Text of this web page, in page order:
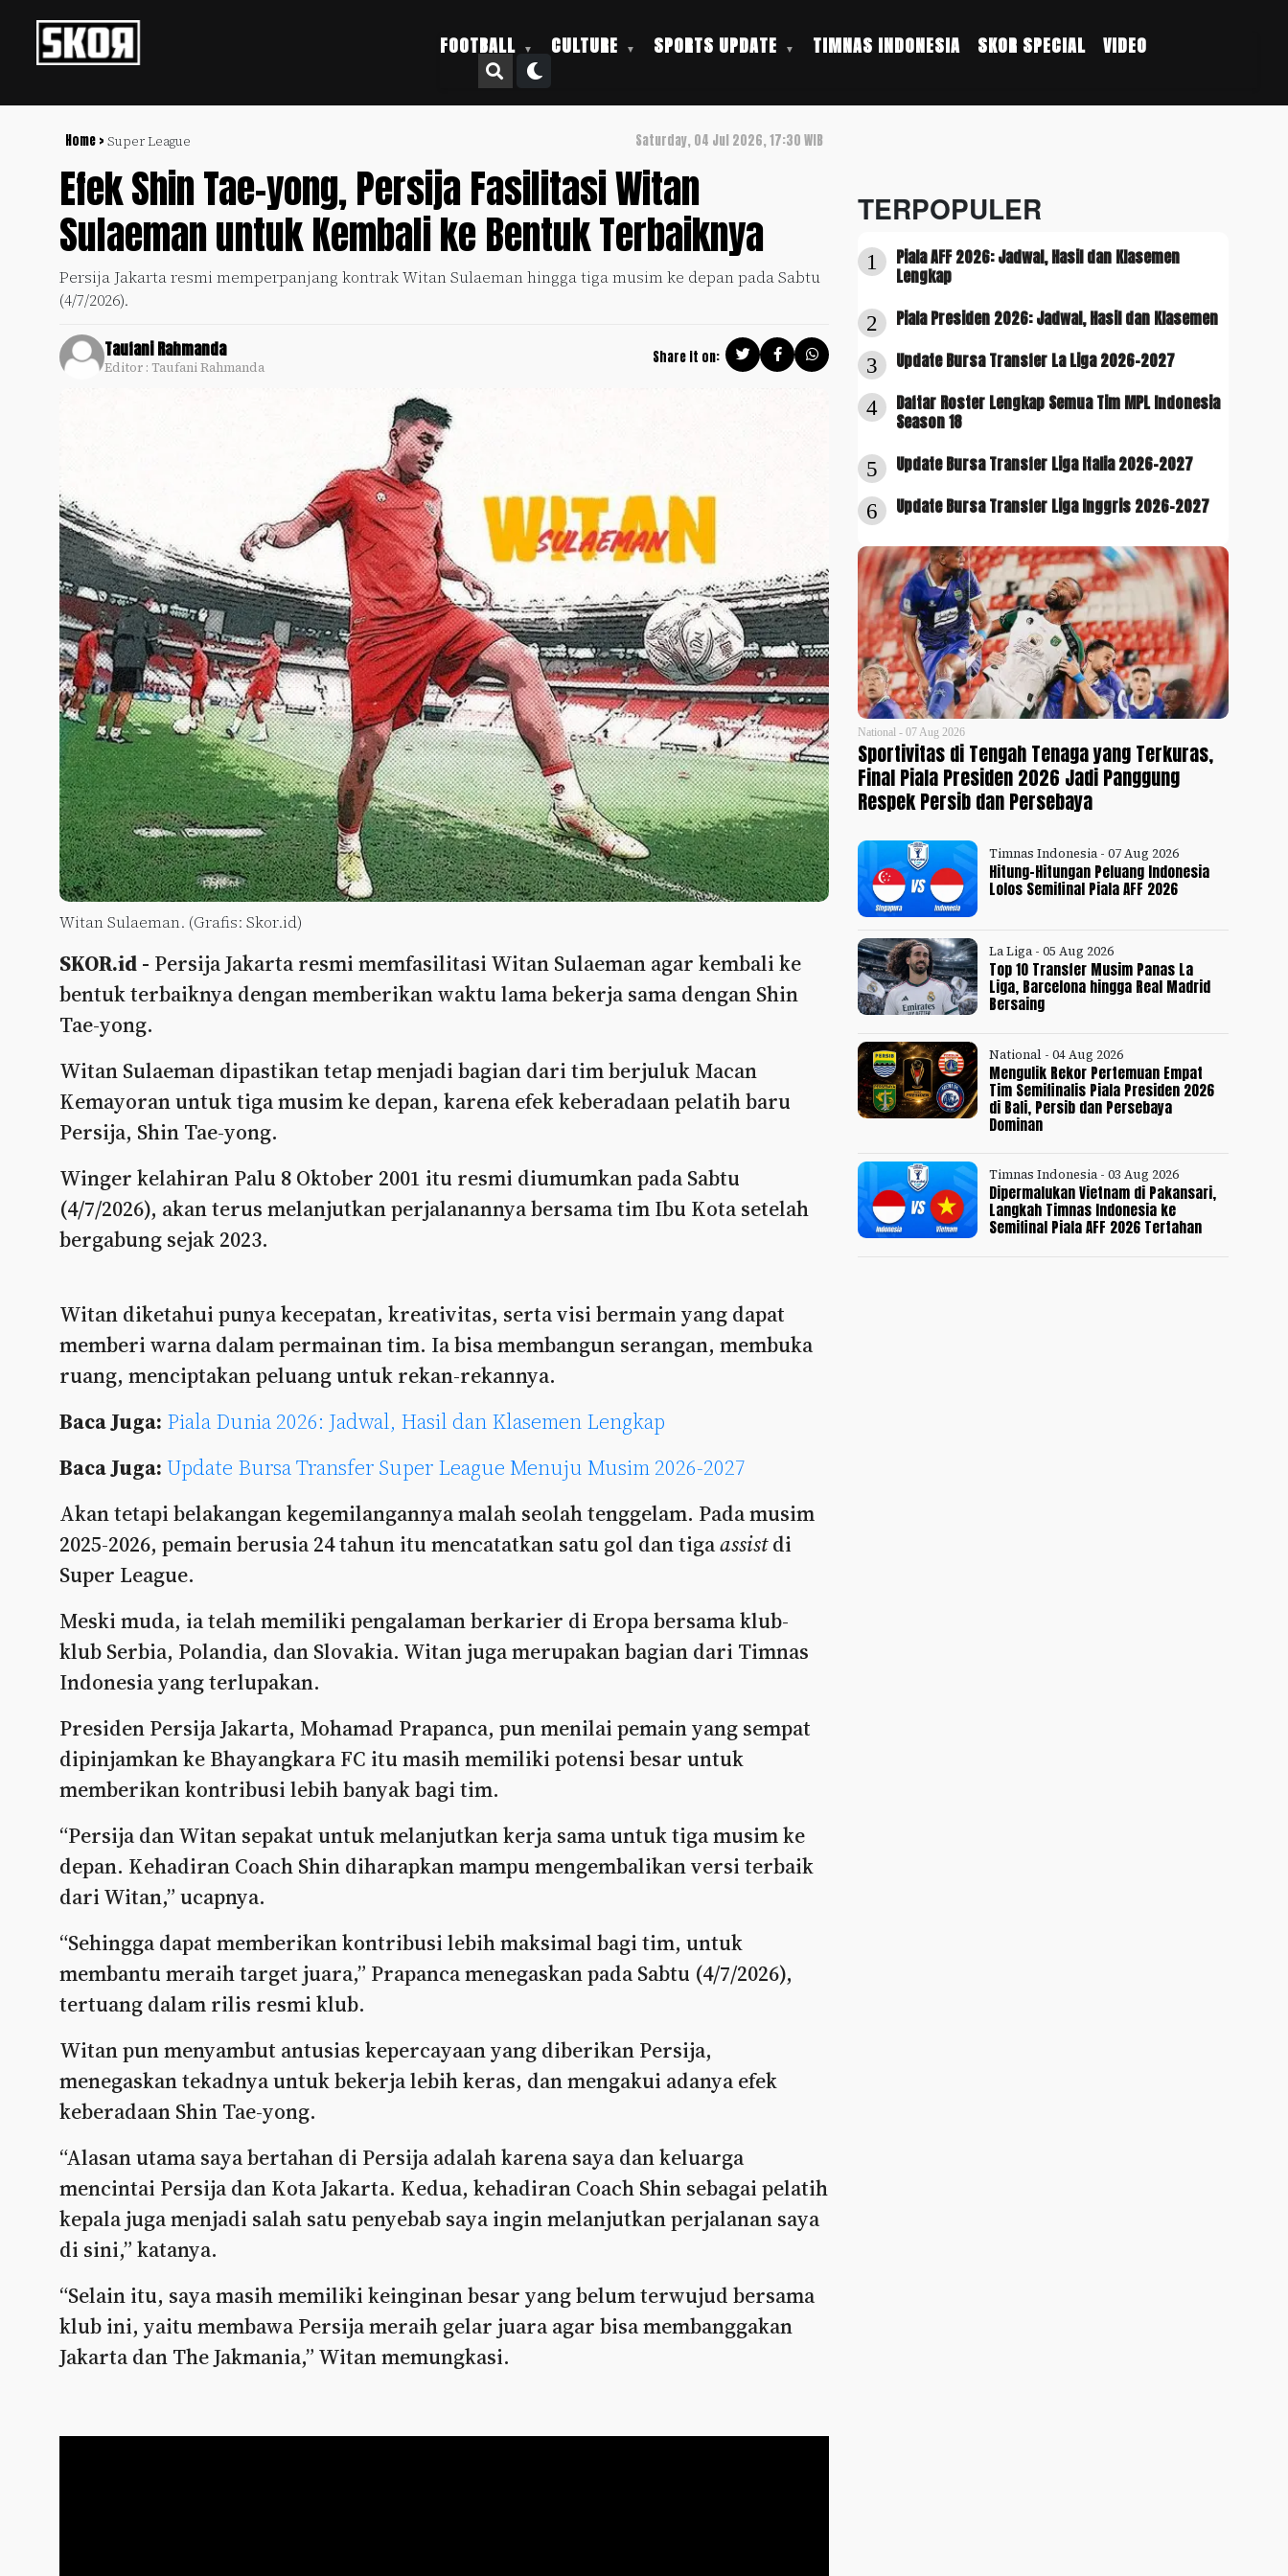
FOOTBALL CULTURE SPORTS UPDATE TIMNAS INDONESIA SKOR SPECIAL VIDEO
Home > Super League Saturday, 04 Jul 2026, 17:30 WIB
Efek Shin Tae-yong, Persija Fasilitasi Witan
Sulaeman untuk Kembali ke Bentuk Terbaiknya
Persija Jakarta resmi memperpanjang kontrak Witan Sulaeman hingga tiga musim ke depan pada Sabtu
(4/7/2026).
Taufani Rahmanda
Editor : Taufani Rahmanda
Share it on:
Witan Sulaeman. (Grafis: Skor.id)
SKOR.id - Persija Jakarta resmi memfasilitasi Witan Sulaeman agar kembali ke
bentuk terbaiknya dengan memberikan waktu lama bekerja sama dengan Shin
Tae-yong.
Witan Sulaeman dipastikan tetap menjadi bagian dari tim berjuluk Macan
Kemayoran untuk tiga musim ke depan, karena efek keberadaan pelatih baru
Persija, Shin Tae-yong.
Winger kelahiran Palu 8 Oktober 2001 itu resmi diumumkan pada Sabtu
(4/7/2026), akan terus melanjutkan perjalanannya bersama tim Ibu Kota setelah
bergabung sejak 2023.
Witan diketahui punya kecepatan, kreativitas, serta visi bermain yang dapat
memberi warna dalam permainan tim. Ia bisa membangun serangan, membuka
ruang, menciptakan peluang untuk rekan-rekannya.
Baca Juga: Piala Dunia 2026: Jadwal, Hasil dan Klasemen Lengkap
Baca Juga: Update Bursa Transfer Super League Menuju Musim 2026-2027
Akan tetapi belakangan kegemilangannya malah seolah tenggelam. Pada musim
2025-2026, pemain berusia 24 tahun itu mencatatkan satu gol dan tigaassistdi
Super League.
Meski muda, ia telah memiliki pengalaman berkarier di Eropa bersama klub-
klub Serbia, Polandia, dan Slovakia. Witan juga merupakan bagian dari Timnas
Indonesia yang terlupakan.
Presiden Persija Jakarta, Mohamad Prapanca, pun menilai pemain yang sempat
dipinjamkan ke Bhayangkara FC itu masih memiliki potensi besar untuk
memberikan kontribusi lebih banyak bagi tim.
“Persija dan Witan sepakat untuk melanjutkan kerja sama untuk tiga musim ke
depan. Kehadiran Coach Shin diharapkan mampu mengembalikan versi terbaik
dari Witan,” ucapnya.
“Sehingga dapat memberikan kontribusi lebih maksimal bagi tim, untuk
membantu meraih target juara,” Prapanca menegaskan pada Sabtu (4/7/2026),
tertuang dalam rilis resmi klub.
Witan pun menyambut antusias kepercayaan yang diberikan Persija,
menegaskan tekadnya untuk bekerja lebih keras, dan mengakui adanya efek
keberadaan Shin Tae-yong.
“Alasan utama saya bertahan di Persija adalah karena saya dan keluarga
mencintai Persija dan Kota Jakarta. Kedua, kehadiran Coach Shin sebagai pelatih
kepala juga menjadi salah satu penyebab saya ingin melanjutkan perjalanan saya
di sini,” katanya.
“Selain itu, saya masih memiliki keinginan besar yang belum terwujud bersama
klub ini, yaitu membawa Persija meraih gelar juara agar bisa membanggakan
Jakarta dan The Jakmania,” Witan memungkasi.
TERPOPULER
1
Piala AFF 2026: Jadwal, Hasil dan Klasemen
Lengkap
2 Piala Presiden 2026: Jadwal, Hasil dan Klasemen
3 Update Bursa Transfer La Liga 2026-2027
4
Daftar Roster Lengkap Semua Tim MPL Indonesia
Season 18
5 Update Bursa Transfer Liga Italia 2026-2027
6 Update Bursa Transfer Liga Inggris 2026-2027
National - 07 Aug 2026
Sportivitas di Tengah Tenaga yang Terkuras,
Final Piala Presiden 2026 Jadi Panggung
Respek Persib dan Persebaya
Timnas Indonesia - 07 Aug 2026
Hitung-Hitungan Peluang Indonesia
Lolos Semifinal Piala AFF 2026
La Liga - 05 Aug 2026
Top 10 Transfer Musim Panas La
Liga, Barcelona hingga Real Madrid
Bersaing
National - 04 Aug 2026
Mengulik Rekor Pertemuan Empat
Tim Semifinalis Piala Presiden 2026
di Bali, Persib dan Persebaya
Dominan
Timnas Indonesia - 03 Aug 2026
Dipermalukan Vietnam di Pakansari,
Langkah Timnas Indonesia ke
Semifinal Piala AFF 2026 Tertahan
Football +
Culture +
Sports
Update
+
Timnas
SKOR
Policy
Pedoman
Pemberitaan
Media
Siber
Disclaimer
Kami